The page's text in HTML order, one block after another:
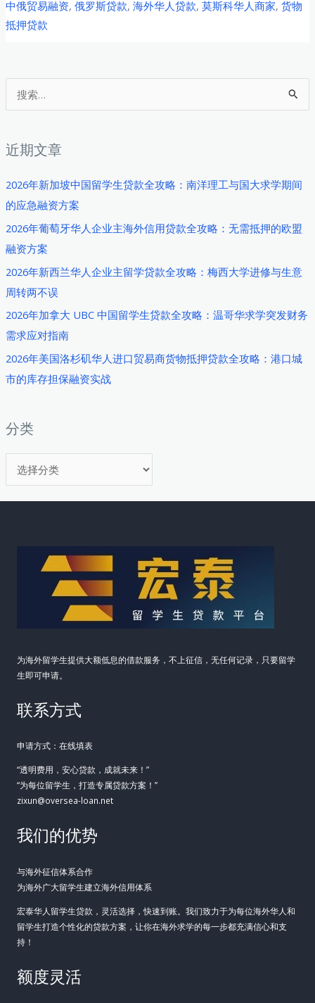
索
近期文章
2026年新加坡中国留学生贷款全攻略：南洋理工与国大求学期间
的应急融资方案
2026年葡萄牙华人企业主海外信用贷款全攻略：无需抵押的欧盟
融资方案
2026年新西兰华人企业主留学贷款全攻略：梅西大学进修与生意
周转两不误
2026年加拿大 UBC 中国留学生贷款全攻略：温哥华求学突发财务
需求应对指南
2026年美国洛杉矶华人进口贸易商货物抵押贷款全攻略：港口城
市的库存担保融资实战
分类
类
罗
斯
科
商
家
货
物
押
贷
款
全
攻
略：
贸
与
业
品
中俄贸易融资, 俄罗斯贷款, 海外华人贷款, 莫斯科华人商家, 货物
抵押贷款
为海外留学生提供大额低息的借款服务，不上征信，无任何记录，只要留学
生即可申请。
联系方式
申请方式：在线填表
“透明费用，安心贷款，成就未来！”
“为每位留学生，打造专属贷款方案！”
zixun@oversea-loan.net
我们的优势
与海外征信体系合作
为海外广大留学生建立海外信用体系
宏泰华人留学生贷款，灵活选择，快速到账。我们致力于为每位海外华人和
留学生打造个性化的贷款方案，让你在海外求学的每一步都充满信心和支
持！
额度灵活